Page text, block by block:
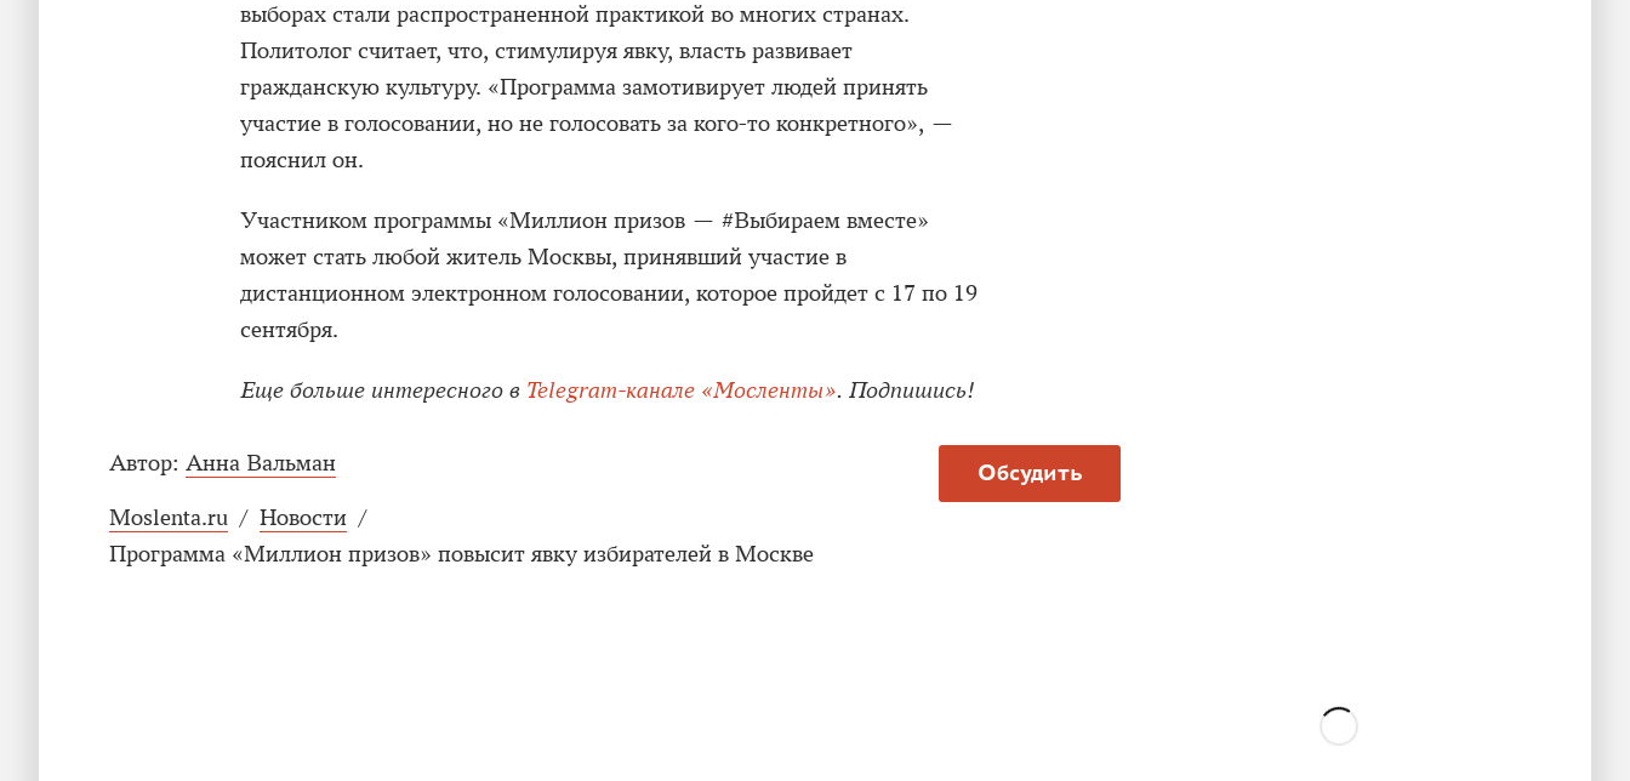
выборах стали распространенной практикой во многих странах.
Политолог считает, что, стимулируя явку, власть развивает
гражданскую культуру. «Программа замотивирует людей принять
участие в голосовании, но не голосовать за кого-то конкретного», —
пояснил он.
Участником программы «Миллион призов — #Выбираем вместе»
может стать любой житель Москвы, принявший участие в
дистанционном электронном голосовании, которое пройдет с 17 по 19
сентября.
Еще больше интересного в Telegram-канале «Мосленты». Подпишись!
Обсудить
Автор: Анна Вальман
Moslenta.ru / Новости /
Программа «Миллион призов» повысит явку избирателей в Москве